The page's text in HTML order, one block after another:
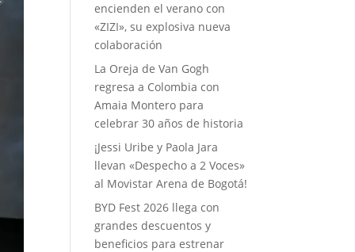
encienden el verano con
«ZIZI», su explosiva nueva
colaboración
La Oreja de Van Gogh
regresa a Colombia con
Amaia Montero para
celebrar 30 años de historia
¡Jessi Uribe y Paola Jara
llevan «Despecho a 2 Voces»
al Movistar Arena de Bogotá!
BYD Fest 2026 llega con
grandes descuentos y
beneficios para estrenar